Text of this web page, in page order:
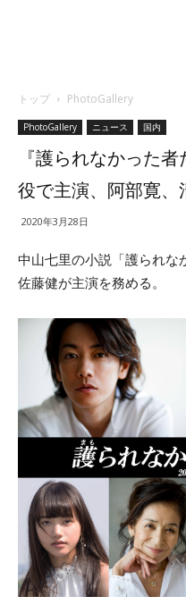
トップ PhotoGallery
PhotoGallery ニュース 国内
『護られなかった
役で主演、阿部寛、
2020年3月28日
中山七里の小説「護られな
佐藤健が主演を務める。